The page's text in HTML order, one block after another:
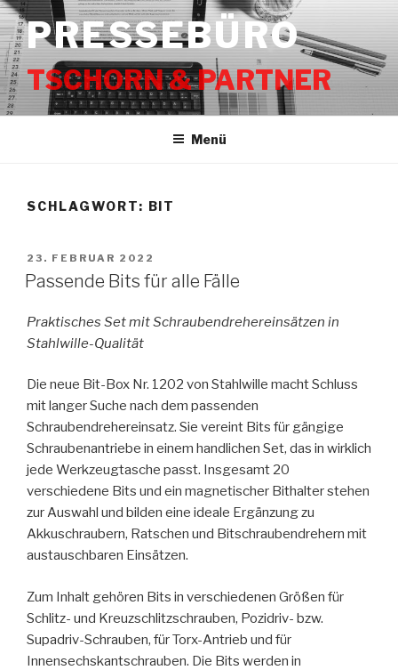
Zum
Inhalt
springenPRESSEBÜRO
TSCHORN & PARTNER
Menü
SCHLAGWORT: BIT
VERÖFFENTLICHT
AM
23. FEBRUAR 2022
Passende Bits für alle Fälle
Praktisches Set mit Schraubendrehereinsätzen in
Stahlwille-Qualität
Die neue Bit-Box Nr. 1202 von Stahlwille macht Schluss
mit langer Suche nach dem passenden
Schraubendrehereinsatz. Sie vereint Bits für gängige
Schraubenantriebe in einem handlichen Set, das in wirklich
jede Werkzeugtasche passt. Insgesamt 20
verschiedene Bits und ein magnetischer Bithalter stehen
zur Auswahl und bilden eine ideale Ergänzung zu
Akkuschraubern, Ratschen und Bitschraubendrehern mit
austauschbaren Einsätzen.
Zum Inhalt gehören Bits in verschiedenen Größen für
Schlitz- und Kreuzschlitzschrauben, Pozidriv- bzw.
Supadriv-Schrauben, für Torx-Antrieb und für
Innensechskantschrauben. Die Bits werden in